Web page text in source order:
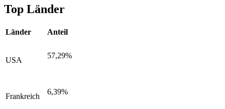
Top Länder
Länder Anteil
USA
57,29%
Frankreich
6,39%